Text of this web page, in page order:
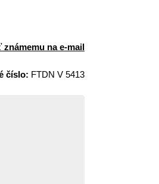
známemu na e-mail
číslo: FTDN V 5413